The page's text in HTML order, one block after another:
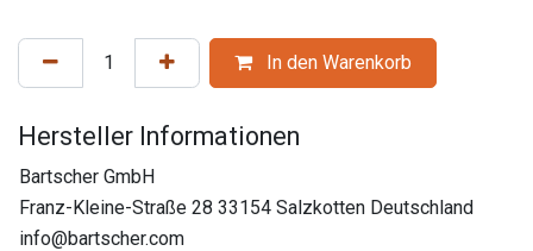
In den Warenkorb
Hersteller Informationen
Bartscher GmbH
Franz-Kleine-Straße 28 33154 Salzkotten Deutschland
info@bartscher.com